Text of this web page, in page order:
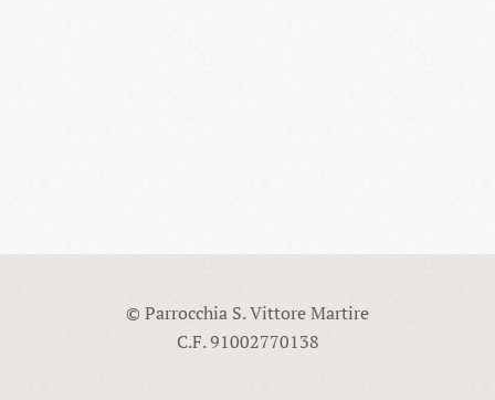
© Parrocchia S. Vittore Martire
C.F. 91002770138